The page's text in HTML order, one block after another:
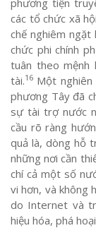
các tổ chức xã
chế nghiêm ngặt
chức phi chính
tuân theo mệnh
tài.16 Một
phương Tây đã
sự tài trợ nước
cầu rõ ràng
quả là, dòng hỗ
những nơi cần
chí cả một số
vi hơn, và không
do Internet và
hiệu hóa, phá